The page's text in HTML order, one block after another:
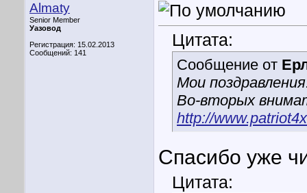
Almaty
Senior Member
Уазовод
Регистрация: 15.02.2013
Сообщений: 141
Цитата:
Сообщение от
Мои
Во-вторых
http://
Спасибо уже
Цитата: